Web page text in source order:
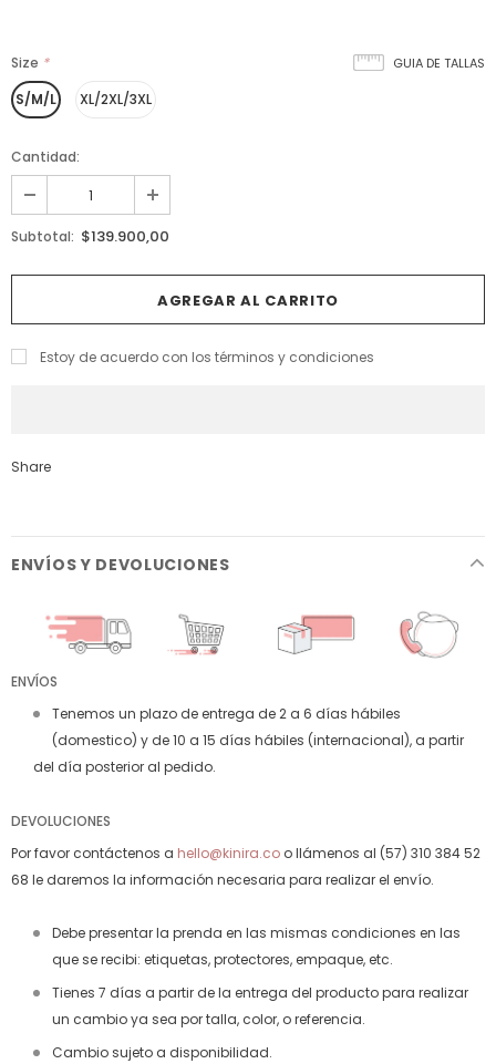
GUIA DE TALLAS
Size *
S/M/L
XL/2XL/3XL
Cantidad:
Subtotal: $139.900,00
Estoy de acuerdo con los términos y condiciones
Share
ENVÍOS Y DEVOLUCIONES
ENVÍOS
Tenemos un plazo de entrega de 2 a 6 días hábiles
(domestico) y de 10 a 15 días hábiles (internacional), a partir
del día posterior al pedido.
DEVOLUCIONES
Por favor contáctenos a hello@kinira.co o llámenos al (57) 310 384 52
68 le daremos la información necesaria para realizar el envío.
Debe presentar la prenda en las mismas condiciones en las
que se recibi: etiquetas, protectores, empaque, etc.
Tienes 7 días a partir de la entrega del producto para realizar
un cambio ya sea por talla, color, o referencia.
Cambio sujeto a disponibilidad.